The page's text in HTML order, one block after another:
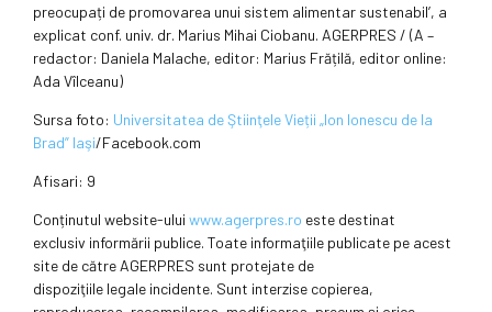
preocupați de promovarea unui sistem alimentar sustenabil’, a
explicat conf. univ. dr. Marius Mihai Ciobanu. AGERPRES / (A –
redactor: Daniela Malache, editor: Marius Frățilă, editor online:
Ada Vîlceanu)
Sursa foto: Universitatea de Ştiinţele Vieții „Ion Ionescu de la
Brad” Iaşi/Facebook.com
Afisari: 9
Conținutul website-ului www.agerpres.ro este destinat
exclusiv informării publice. Toate informaţiile publicate pe acest
site de către AGERPRES sunt protejate de
dispoziţiile legale incidente. Sunt interzise copierea,